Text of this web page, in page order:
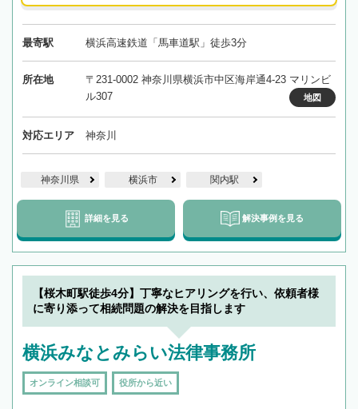
最寄駅 横浜高速鉄道「馬車道駅」徒歩3分
所在地
〒231-0002 神奈川県横浜市中区海岸通4-23 マリンビ
ル307
地図
対応エリア 神奈川
神奈川県 横浜市 関内駅
詳細を見る 解決事例を見る
【桜木町駅徒歩4分】丁寧なヒアリングを行い、依頼者様
に寄り添って相続問題の解決を目指します
横浜みなとみらい法律事務所
オンライン相談可 役所から近い